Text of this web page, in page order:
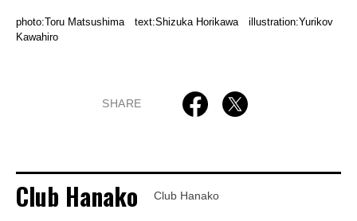
photo:Toru Matsushima text:Shizuka Horikawa illustration:Yurikov
Kawahiro
SHARE
Club Hanako Club Hanako